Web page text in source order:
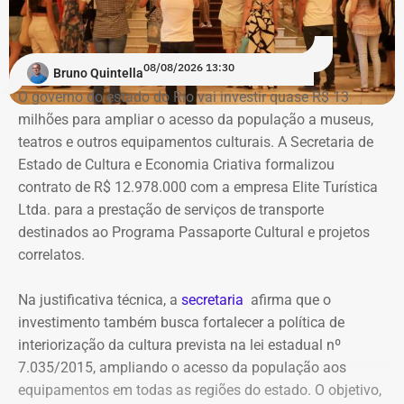
Na ação, a prefeitura também pede informações
cadastrais, endereços eletrônicos, telefones, IPs,
dispositivos utilizados, histórico de nomes,
administradores atuais e anteriores, contas vinculadas,
meios de recuperação, contas publicitárias e dados de
pagamento. Com isso, a Meta também seria obrigada a
elaborar uma tabela comparativa, indicando se os perfis
compartilham telefones, dispositivos, endereços de IP,
administradores, contas de anúncios, meios de
pagamento ou gerenciadores de negócios.
Ação também requer anúncios e
impulsionamentos e cita morte de
criança como exemplo de fake news
As 31 publicações relacionadas pela prefeitura tratam de
Bruno Quintella08/08/2026 13:30
O governo do estado do Rio vai investir quase R$ 13
milhões para ampliar o acesso da população a museus,
teatros e outros equipamentos culturais. A Secretaria de
Estado de Cultura e Economia Criativa formalizou
contrato de R$ 12.978.000 com a empresa Elite Turística
Ltda. para a prestação de serviços de transporte
destinados ao Programa Passaporte Cultural e projetos
correlatos.
Na justificativa técnica, a secretaria afirma que o
investimento também busca fortalecer a política de
interiorização da cultura prevista na lei estadual nº
7.035/2015, ampliando o acesso da população aos
equipamentos em todas as regiões do estado. O objetivo,